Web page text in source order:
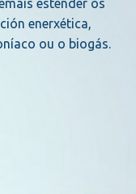
estender os
enerxética,
ou o biogás.